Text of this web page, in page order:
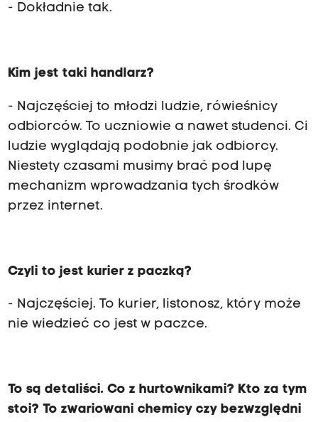
- Dokładnie tak.
Kim jest taki handlarz?
- Najczęściej to młodzi ludzie, rówieśnicy
odbiorców. To uczniowie a nawet studenci. Ci
ludzie wyglądają podobnie jak odbiorcy.
Niestety czasami musimy brać pod lupę
mechanizm wprowadzania tych środków
przez internet.
Czyli to jest kurier z paczką?
- Najczęściej. To kurier, listonosz, który może
nie wiedzieć co jest w paczce.
To są detaliści. Co z hurtownikami? Kto za tym
stoi? To zwariowani chemicy czy bezwzględni